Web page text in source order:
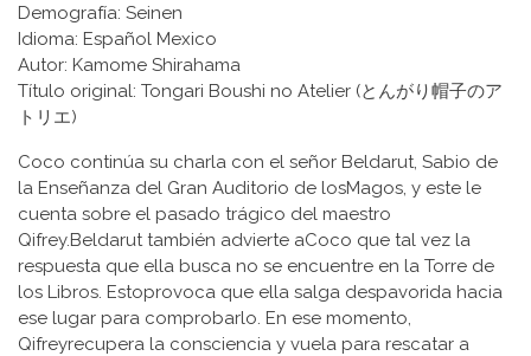
Demografía: Seinen
Idioma: Español Mexico
Autor: Kamome Shirahama
Título original: Tongari Boushi no Atelier (とんがり帽子のア
トリエ)
Coco continúa su charla con el señor Beldarut, Sabio de
la Enseñanza del Gran Auditorio de losMagos, y este le
cuenta sobre el pasado trágico del maestro
Qifrey.Beldarut también advierte aCoco que tal vez la
respuesta que ella busca no se encuentre en la Torre de
los Libros. Estoprovoca que ella salga despavorida hacia
ese lugar para comprobarlo. En ese momento,
Qifreyrecupera la consciencia y vuela para rescatar a